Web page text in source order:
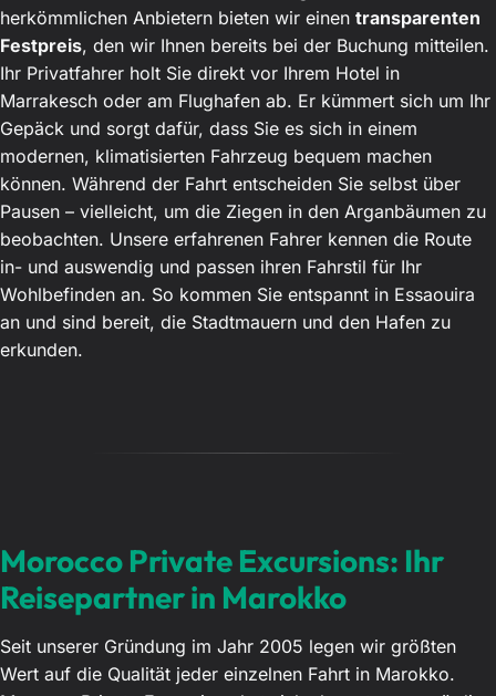
herkömmlichen Anbietern bieten wir einen transparenten
Festpreis, den wir Ihnen bereits bei der Buchung mitteilen.
Ihr Privatfahrer holt Sie direkt vor Ihrem Hotel in
Marrakesch oder am Flughafen ab. Er kümmert sich um Ihr
Gepäck und sorgt dafür, dass Sie es sich in einem
modernen, klimatisierten Fahrzeug bequem machen
können. Während der Fahrt entscheiden Sie selbst über
Pausen – vielleicht, um die Ziegen in den Arganbäumen zu
beobachten. Unsere erfahrenen Fahrer kennen die Route
in- und auswendig und passen ihren Fahrstil für Ihr
Wohlbefinden an. So kommen Sie entspannt in Essaouira
an und sind bereit, die Stadtmauern und den Hafen zu
erkunden.
Morocco Private Excursions: Ihr
Reisepartner in Marokko
Seit unserer Gründung im Jahr 2005 legen wir größten
Wert auf die Qualität jeder einzelnen Fahrt in Marokko.